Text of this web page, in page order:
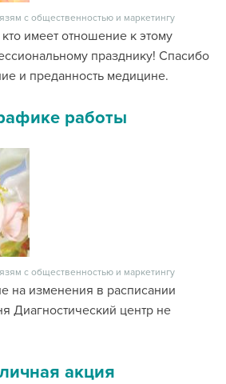
с общественностью и маркетингу
имеет отношение к этому
празднику! Спасибо
и преданность медицине.
работы
с общественностью и маркетингу
на изменения в расписании
Диагностический центр не
акция